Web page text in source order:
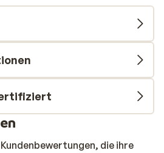
die ihre